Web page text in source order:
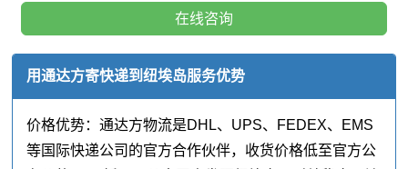
在线咨询
用通达方寄快递到纽埃岛服务优势
价格优势：通达方物流是DHL、UPS、FEDEX、EMS
等国际快递公司的官方合作伙伴，收货价格低至官方公